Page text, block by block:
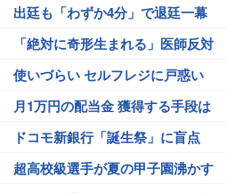
出廷も「わずか4分」で退廷一幕
「絶対に奇形生まれる」医師反対
使いづらい セルフレジに戸惑い
月1万円の配当金 獲得する手段は
ドコモ新銀行「誕生祭」に盲点
超高校級選手が夏の甲子園沸かす